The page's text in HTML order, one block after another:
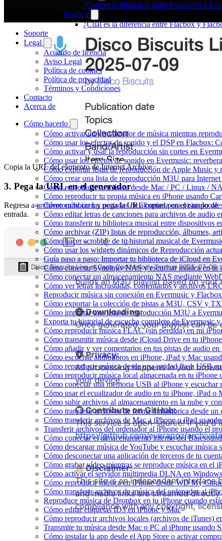
¿Cuál es la diferencia entre Evervideo y
Flacbox
¿Cuál es la diferencia entre Flacbox y
Soporte
Legal
Acuerdo de licencia
Aviso Legal
Política de cookies
Política de privacidad
Términos y Condiciones
Contacto
Acerca de
Cómo hacerlo
Cómo activar un visualizador de música mientras
Cómo usar los efectos de sonido y el DSP en Flacbox:
Cómo activar y usar la reproducción sin cortes en
Cómo usar los efectos de sonido en Evermusic:
Cómo exportar listas de reproducción de Apple Music y
Cómo crear una lista de reproducción M3U para
Cómo reproducir tu música desde Mac / PC / Linux /
Cómo reproducir tu propia música en iPhone usando
Cómo cambiar las portadas de álbumes para pistas
Cómo editar letras de canciones para archivos de audio
Cómo transferir tu biblioteca musical entre dispositivos
Cómo archivar (ZIP) listas de reproducción, álbumes,
Cómo hacer scrobble de tu historial musical de
Cómo usar los widgets dinámicos de Reproducción
Guía paso a paso: Importar tu biblioteca de iCloud en
Cómo conectar Synology NAS y escuchar música en tu
Cómo conectar un almacenamiento NAS mediante
Cómo ver letras incrustadas, comentarios y archivos
Reproducir música sin conexión en Evermusic y
Cómo exportar la colección de pistas a M3U, CSV y
Cómo importar una lista de reproducción M3U a
Exporta tu historial de escucha completo de Evermusic
Cómo reproducir música FLAC (sin pérdida) en mi
Cómo transmitir música desde iCloud Drive en tu
Cómo añadir y ver comentarios en tus pistas de audio
Cómo escuchar audiolibros en iPhone, iPad y Mac
Cómo reproducir música desde una unidad flash USB
Cómo reproducir música local almacenada en tu iPhone
Cómo conectar una memoria USB al iPhone y escuchar
Cómo usar el ecualizador de audio en tu iPhone, iPad o
Cómo subir archivos al almacenamiento en la nube y
Cómo transferir archivos de forma inalámbrica desde
Cómo transferir archivos de Mac a iPhone o iPad
Transferir archivos del ordenador al iPhone usando el
Cómo conectar el almacenamiento interno del
Cómo descargar música de YouTube y escuchar música
Cómo desconectar una aplicación de terceros de tu
Cómo grabar vídeo mientras se reproduce música en el
Cómo activar el servidor multimedia DLNA en
Cómo reproducir música en iPhone desde WD My
Cómo transferir archivos de música del ordenador al
Reproduce música de Dropbox en tu iPhone cuando
Cómo editar etiquetas ID3 en iPhone y Mac
Cómo reproducir archivos locales (archivos de iTunes)
Transmite tu música desde Mac o PC al iPhone usando
Cómo instalar la app desde el App Store o activar
Copia la URL del elemento de Internet Archive
3. Pega la URL en el generador
Regresa aarchivetom3u.comy pega la URL copiada en el campo de
entrada.